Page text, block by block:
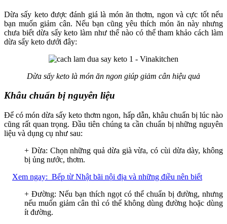
Dừa sấy keto được đánh giá là món ăn thơm, ngon và cực tốt nếu
bạn muốn giảm cân. Nếu bạn cũng yêu thích món ăn này nhưng
chưa biết dừa sấy keto làm như thế nào có thể tham khảo cách làm
dừa sấy keto dưới đây:
Dừa sấy keto là món ăn ngon giúp giảm cân hiệu quả
Khâu chuẩn bị nguyên liệu
Để có món dừa sấy keto thơm ngon, hấp dẫn, khâu chuẩn bị lúc nào
cũng rất quan trọng. Đầu tiên chúng ta cần chuẩn bị những nguyên
liệu và dụng cụ như sau:
+ Dừa: Chọn những quả dừa già vừa, có cùi dừa dày, không
bị ủng nước, thơm.
Xem ngay: Bếp từ Nhật bãi nội địa và những điều nên biết
+ Đường: Nếu bạn thích ngọt có thể chuẩn bị đường, nhưng
nếu muốn giảm cân thì có thể không dùng đường hoặc dùng
ít đường.